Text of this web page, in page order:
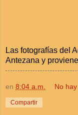
Las fotografías del
Antezana y
en 8:04 a.m. No
Compartir